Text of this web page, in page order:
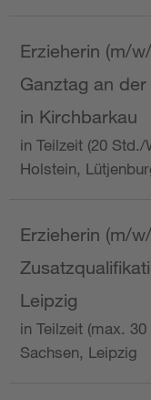
Erzieherin (m/
Ganztag an
in Kirchbarkau
in Teilzeit (20
Holstein,
Erzieherin (m/
Leipzig
in Teilzeit (max.
Sachsen, Leipzig